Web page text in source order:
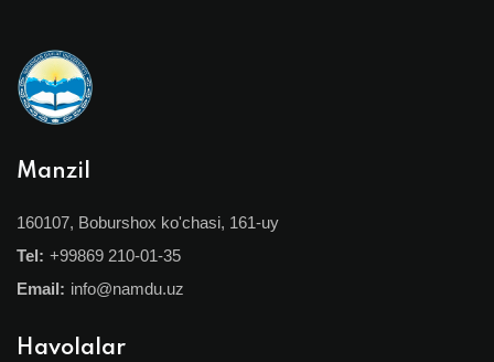
Manzil
160107, Boburshox ko'chasi, 161-uy
Tel: +99869 210-01-35
Email: info@namdu.uz
Havolalar